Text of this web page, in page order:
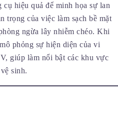
cụ hiệu quả để minh họa sự lan
trọng của việc làm sạch bề mặt
ngừa lây nhiễm chéo. Khi
phỏng sự hiện diện của vi
giúp làm nổi bật các khu vực
sinh.